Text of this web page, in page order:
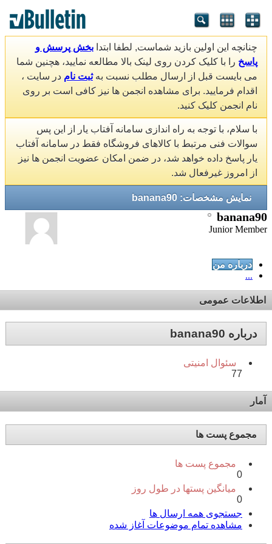
چنانچه این اولین بازید شماست, لطفا ابتدا بخش پرسش و
پاسخ را با کلیک کردن روی لینک بالا مطالعه نمایید، هچنین شما
می بایست قبل از ارسال مطلب نسبت بهثبت نام در سایت ،
اقدام فرمایید. برای مشاهده انجمن ها نیز کافی است بر روی
نام انجمن کلیک کنید.
با سلام، با توجه به راه اندازی سامانه آفتاب یار از این پس
سوالات فنی مرتبط با کالاهای فروشگاه فقط در سامانه آفتاب
یار پاسخ داده خواهد شد، در ضمن امکان عضویت انجمن ها نیز
از امروز غیرفعال شد.
نمایش مشخصات: banana90
banana90
Junior Member
درباره من
...
اطلاعات عمومی
درباره banana90
سئوال امنیتی
77
آمار
مجموع پست ها
مجموع پست ها
0
میانگین پستها در طول روز
0
جستجوی همه ارسال ها
مشاهده تمام موضوعات آغاز شده